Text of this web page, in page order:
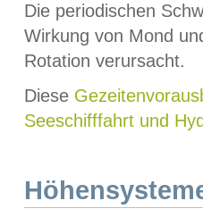
Die periodischen
Wirkung von Mond
Rotation verursacht.
Diese
Seeschifffahrt und